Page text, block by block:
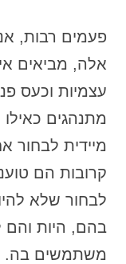
פעמים רבות,
אלה, מביאים
עצמיות וכעס
מתנהגים
מיידית לבחור
קרובות הם
לבחור שלא
בהם, היות והם
משתמשים בה.